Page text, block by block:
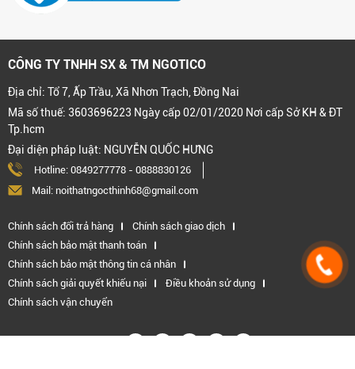
CÔNG TY TNHH SX & TM NGOTICO
Địa chỉ: Tổ 7, Ấp Trầu, Xã Nhơn Trạch, Đồng Nai
Mã số thuế: 3603696223 Ngày cấp 02/01/2020 Nơi cấp Sở KH & ĐT
Tp.hcm
Đại diện pháp luật: NGUYỄN QUỐC HƯNG
Hotline: 0849277778 - 0888830126
Mail: noithatngocthinh68@gmail.com
Chính sách đổi trả hàng
Chính sách giao dịch
Chính sách bảo mật thanh toán
Chính sách bảo mật thông tin cá nhân
Chính sách giải quyết khiếu nại
Điều khoản sử dụng
Chính sách vận chuyển